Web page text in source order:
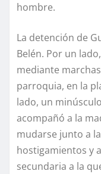
hombre.
La detención de
Belén. Por un
mediante
parroquia, en la
lado, un
acompañó a la
mudarse junto a
hostigamientos y
secundaria a la